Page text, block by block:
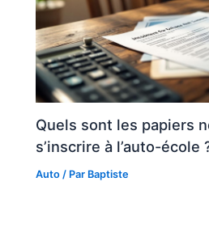
Quels sont les papiers
s’inscrire à l’auto-école
Auto / Par Baptiste